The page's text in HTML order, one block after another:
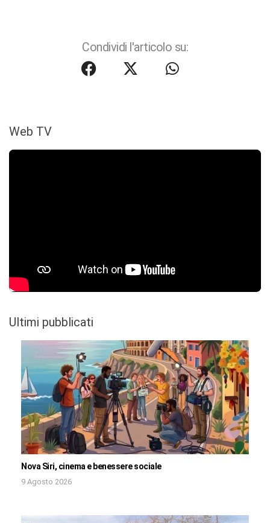
Condividi l'articolo su:
Web TV
Ultimi pubblicati
Nova Siri, cinema e benessere sociale
9 Agosto 2026